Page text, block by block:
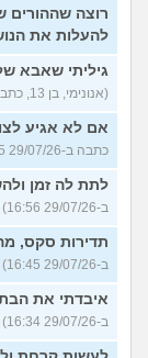
רוצה שההורים
להעלות את
גיליתי שאבא
(אנונימי, בן 13, כתב ב-29/07/26 17:25)
אם לא אגיע
כתבה ב-29/07/26 17:05)
לתת לה זמן
ב-29/07/26 16:56)
תדירות סקס,
ב-29/07/26 16:45)
איבדתי את
ב-29/07/26 16:34)